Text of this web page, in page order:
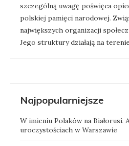
szczególną uwagę poświęca
polskiej pamięci narodowej.
największych organizacji
Jego struktury działają na
Najpopularniejsze
W imieniu Polaków na Białorusi.
uroczystościach w Warszawie